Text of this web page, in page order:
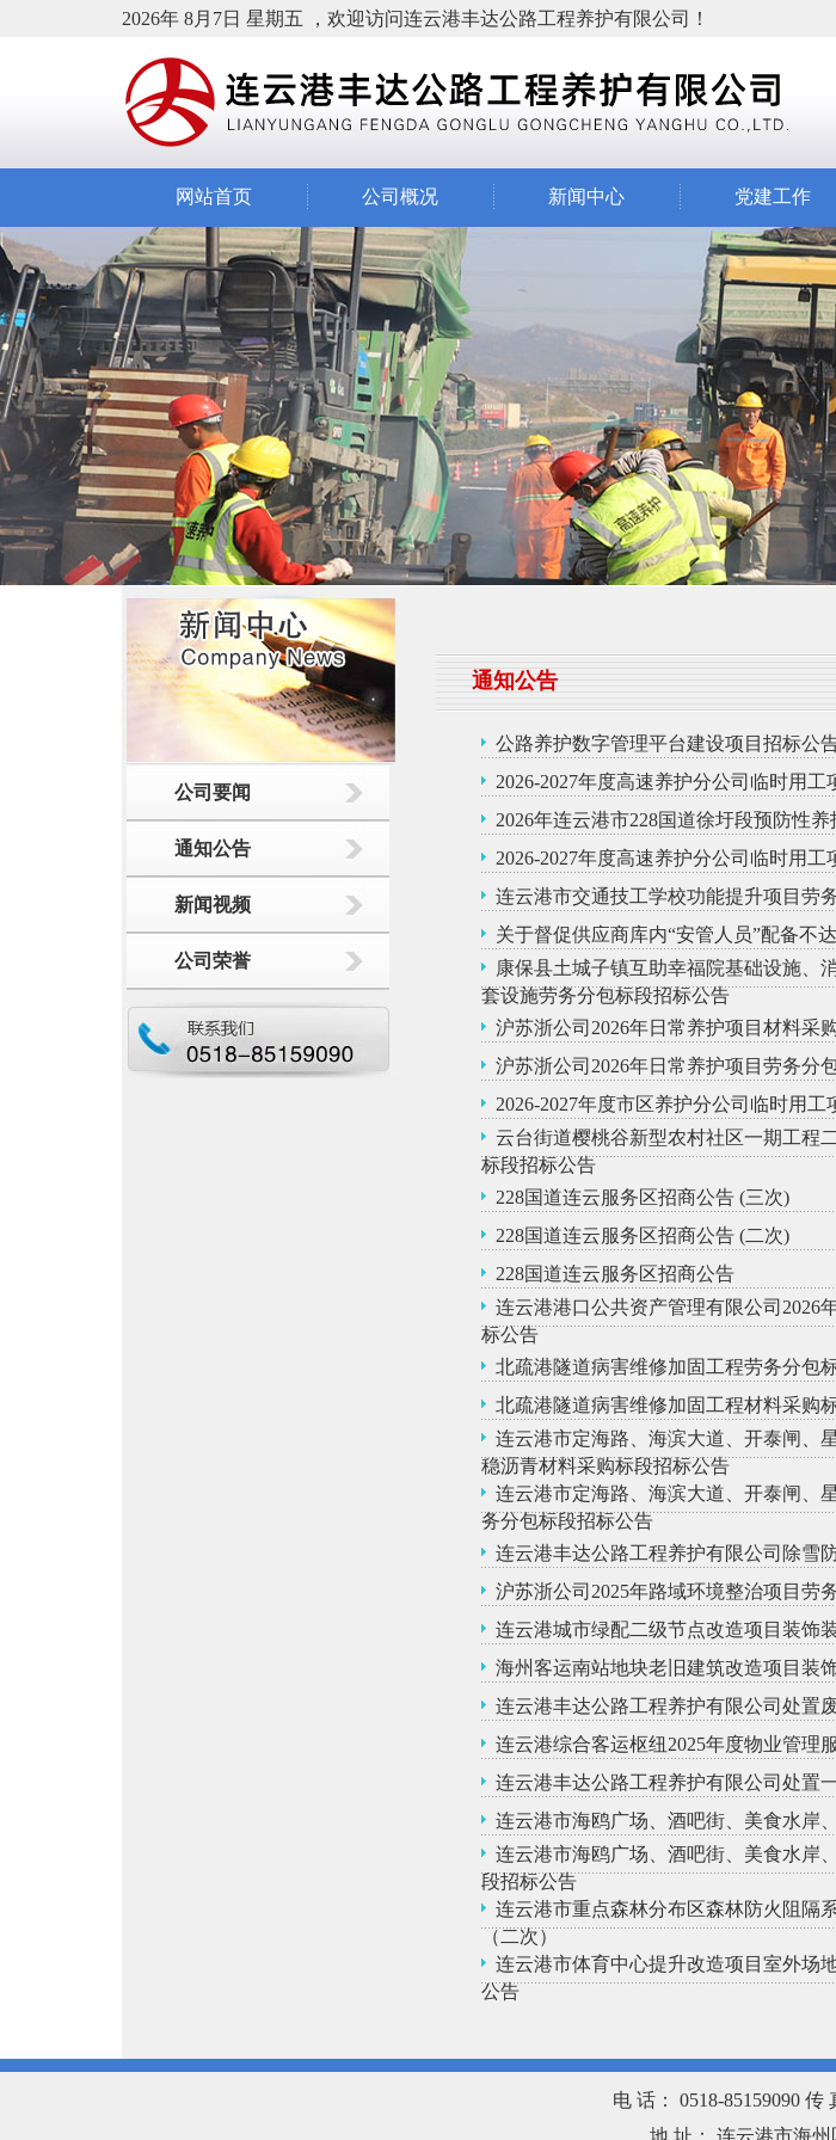
2026年 8月7日 星期五 ，欢迎访问连云港丰达公路工程养护有限公司！
网站首页 公司概况 新闻中心 党建工作
公司要闻
通知公告
新闻视频
公司荣誉
通知公告
公路养护数字管理平台建设项目招标公
2026-2027年度高速养护分公司临时用
2026年连云港市228国道徐圩段预防性
2026-2027年度高速养护分公司临时用
连云港市交通技工学校功能提升项目劳
关于督促供应商库内“安管人员”配备不
康保县土城子镇互助幸福院基础设施、
套设施劳务分包标段招标公告
沪苏浙公司2026年日常养护项目材料采
沪苏浙公司2026年日常养护项目劳务分
2026-2027年度市区养护分公司临时用
云台街道樱桃谷新型农村社区一期工程
标段招标公告
228国道连云服务区招商公告 (三次)
228国道连云服务区招商公告 (二次)
228国道连云服务区招商公告
连云港港口公共资产管理有限公司2026
标公告
北疏港隧道病害维修加固工程劳务分包
北疏港隧道病害维修加固工程材料采购
连云港市定海路、海滨大道、开泰闸、
稳沥青材料采购标段招标公告
连云港市定海路、海滨大道、开泰闸、
务分包标段招标公告
连云港丰达公路工程养护有限公司除雪
沪苏浙公司2025年路域环境整治项目劳
连云港城市绿配二级节点改造项目装饰
海州客运南站地块老旧建筑改造项目装
连云港丰达公路工程养护有限公司处置
连云港综合客运枢纽2025年度物业管理
连云港丰达公路工程养护有限公司处置
连云港市海鸥广场、酒吧街、美食水岸
连云港市海鸥广场、酒吧街、美食水岸
段招标公告
连云港市重点森林分布区森林防火阻隔
（二次）
连云港市体育中心提升改造项目室外场
公告
电 话： 0518-85159090 传
地 址： 连云港市海